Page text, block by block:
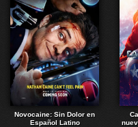
Novocaine: Sin Dolor en
Español Latino